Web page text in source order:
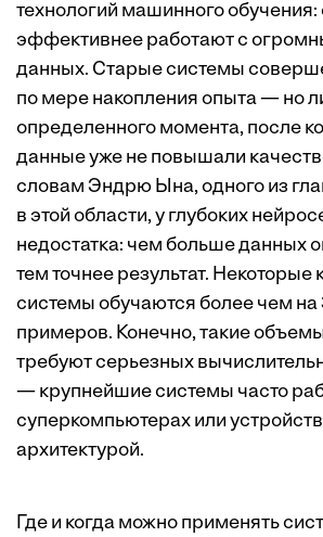
технологий машинного обучения:
эффективнее работают с
данных. Старые системы
по мере накопления опыта — но
определенного момента, после
данные уже не повышали
словам Эндрю Ына, одного из
в этой области, у глубоких
недостатка: чем больше данных
тем точнее результат. Некоторые
системы обучаются более чем на
примеров. Конечно, такие
требуют серьезных
— крупнейшие системы часто
суперкомпьютерах или
архитектурой.
Где и когда можно применять